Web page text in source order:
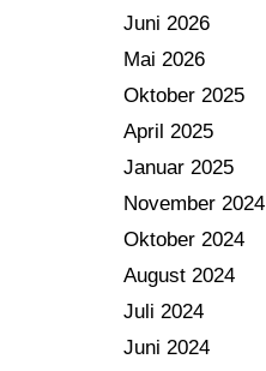
Juni 2026
Mai 2026
Oktober 2025
April 2025
Januar 2025
November 2024
Oktober 2024
August 2024
Juli 2024
Juni 2024